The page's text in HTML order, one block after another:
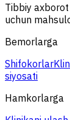
Tibbiy
uchun
Bemorlarga
Shifokorlar
siyosati
Hamkorlarga